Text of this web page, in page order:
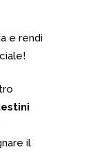
e rendi
il